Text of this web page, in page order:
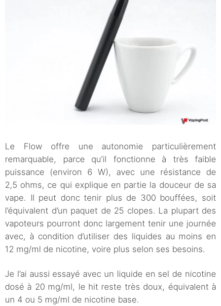
Le Flow offre une autonomie particulièrement
remarquable, parce qu’il fonctionne à très faible
puissance (environ 6 W), avec une résistance de
2,5 ohms, ce qui explique en partie la douceur de sa
vape. Il peut donc tenir plus de 300 bouffées, soit
l’équivalent d’un paquet de 25 clopes. La plupart des
vapoteurs pourront donc largement tenir une journée
avec, à condition d’utiliser des liquides au moins en
12 mg/ml de nicotine, voire plus selon ses besoins.
Je l’ai aussi essayé avec un liquide en sel de nicotine
dosé à 20 mg/ml, le hit reste très doux, équivalent à
un 4 ou 5 mg/ml de nicotine base.